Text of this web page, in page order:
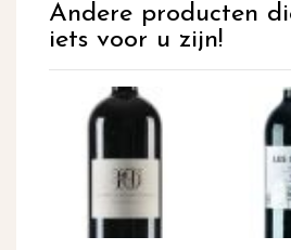
Andere producten
iets voor u zijn!